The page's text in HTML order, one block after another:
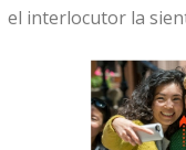
el interlocutor la